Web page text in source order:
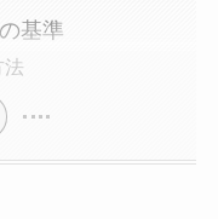
基準
法